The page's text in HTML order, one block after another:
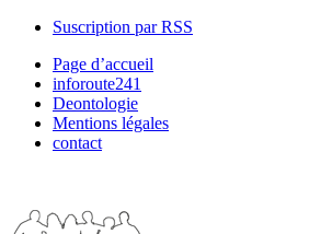
Suscription par RSS
Page d’accueil
inforoute241
Deontologie
Mentions légales
contact